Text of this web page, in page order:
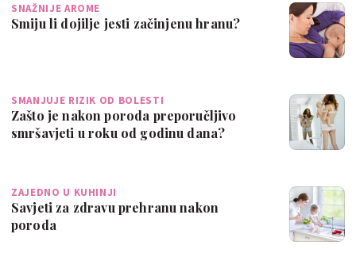
SNAŽNIJE AROME
Smiju li dojilje jesti začinjenu hranu?
SMANJUJE RIZIK OD BOLESTI
Zašto je nakon poroda preporučljivo
smršavjeti u roku od godinu dana?
ZAJEDNO U KUHINJI
Savjeti za zdravu prehranu nakon
poroda